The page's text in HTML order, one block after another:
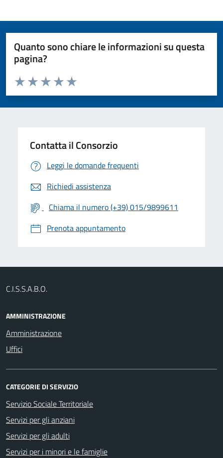
Quanto sono chiare le informazioni su questa
pagina?
Valuta da 1 a 5 stelle la pagina
Valuta 5 stelle su 5
Valuta 4 stelle su 5
Valuta 3 stelle su 5
Valuta 2 stelle su 5
Valuta 1 stelle su 5
Contatta il Consorzio
Leggi le domande frequenti
Richiedi assistenza
Chiama il numero (+39) 015/9899611
Prenota appuntamento
C.I.S.S.A.B.O.
AMMINISTRAZIONE
Amministrazione
Uffici
CATEGORIE DI SERVIZIO
Servizio Sociale Territoriale
Servizi per gli anziani
Servizi per gli adulti
Servizi per i minori e le famiglie